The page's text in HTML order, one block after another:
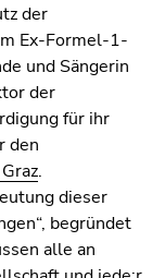
der
Ex-Formel-1-
und Sängerin
der
für ihr
den
.
dieser
begründet
alle an